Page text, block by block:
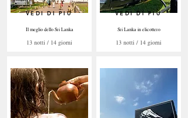
VEDI DI PIÙ
Il meglio dello Sri Lanka
13 notti / 14 giorni
VEDI DI PIÙ
Sri Lanka in elicottero
13 notti / 14 giorni